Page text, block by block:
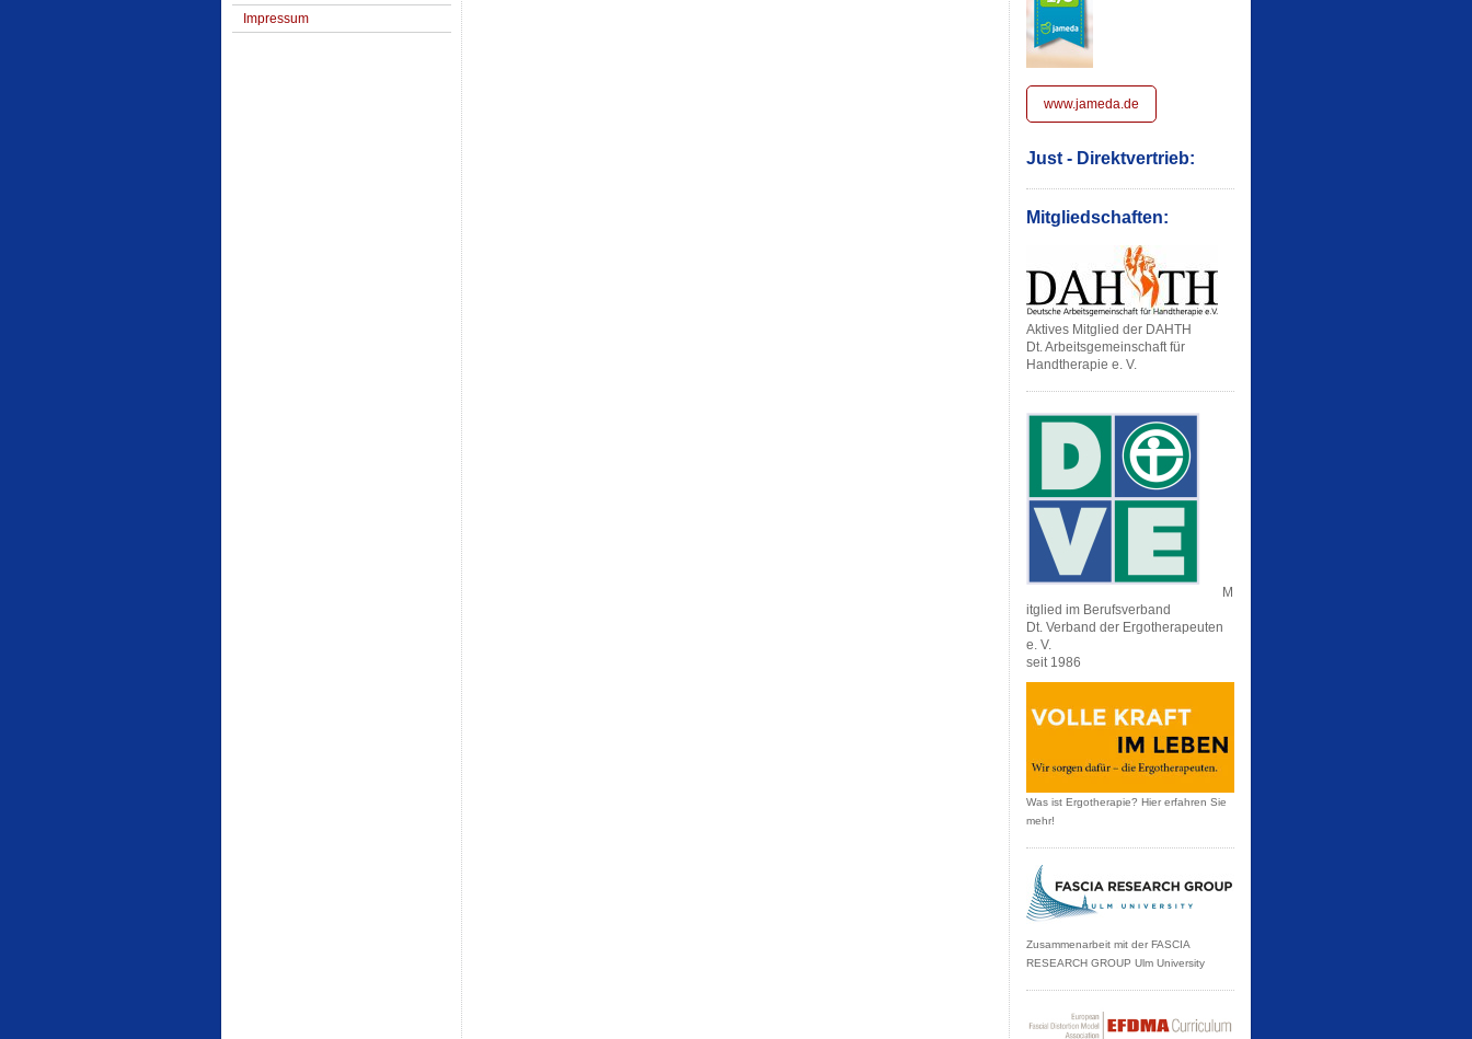
Impressum
www.jameda.de
Just - Direktvertrieb:
Mitgliedschaften:
Aktives Mitglied der DAHTH
Dt. Arbeitsgemeinschaft für
Handtherapie e. V.
M
itglied im Berufsverband
Dt. Verband der Ergotherapeuten
e. V.
seit 1986
Was ist Ergotherapie? Hier erfahren Sie
mehr!
Zusammenarbeit mit der FASCIA
RESEARCH GROUP Ulm University